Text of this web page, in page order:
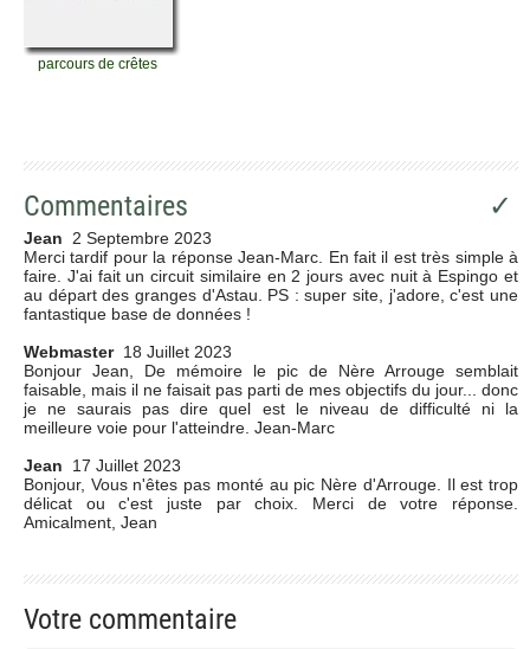
parcours de crêtes
Commentaires ✓
Jean
2 Septembre 2023
Merci tardif pour la réponse Jean-Marc. En fait il est très simple à
faire. J'ai fait un circuit similaire en 2 jours avec nuit à Espingo et
au départ des granges d'Astau. PS : super site, j'adore, c'est une
fantastique base de données !
Webmaster 18 Juillet 2023
Bonjour Jean, De mémoire le pic de Nère Arrouge semblait
faisable, mais il ne faisait pas parti de mes objectifs du jour... donc
je ne saurais pas dire quel est le niveau de difficulté ni la
meilleure voie pour l'atteindre. Jean-Marc
Jean
17 Juillet 2023
Bonjour, Vous n'êtes pas monté au pic Nère d'Arrouge. Il est trop
délicat ou c'est juste par choix. Merci de votre réponse.
Amicalment, Jean
Votre commentaire